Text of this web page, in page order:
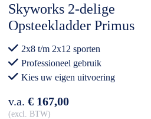
Skyworks 2-delige
Opsteekladder Primus
2x8 t/m 2x12 sporten
Professioneel gebruik
Kies uw eigen uitvoering
v.a. € 167,00
excl. BTW